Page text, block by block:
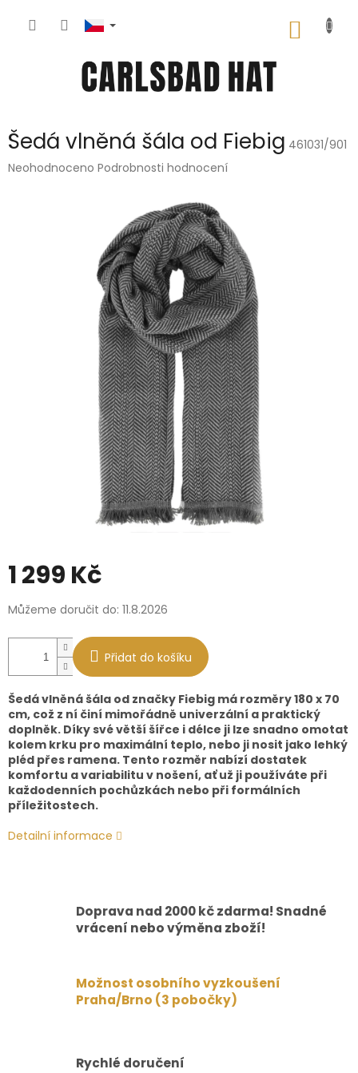
Šedá vlněná šála od Fiebig 461031/901
Průměrné
Neohodnoceno Podrobnosti hodnocení
1 299 Kč
Měrná
cena:
Můžeme doručit do: 11.8.2026
Přidat do košíku
Šedá vlněná šála od značky Fiebig má rozměry 180 x 70
cm, což z ní činí mimořádně univerzální a praktický
doplněk. Díky své větší šířce i délce ji lze snadno omotat
kolem krku pro maximální teplo, nebo ji nosit jako lehký
pléd přes ramena. Tento rozměr nabízí dostatek
komfortu a variabilitu v nošení, ať už ji používáte při
každodenních pochůzkách nebo při formálních
příležitostech.
Detailní informace
Doprava nad 2000 kč zdarma! Snadné
vrácení nebo výměna zboží!
Možnost osobního vyzkoušení
Praha/Brno (3 pobočky)
Rychlé doručení